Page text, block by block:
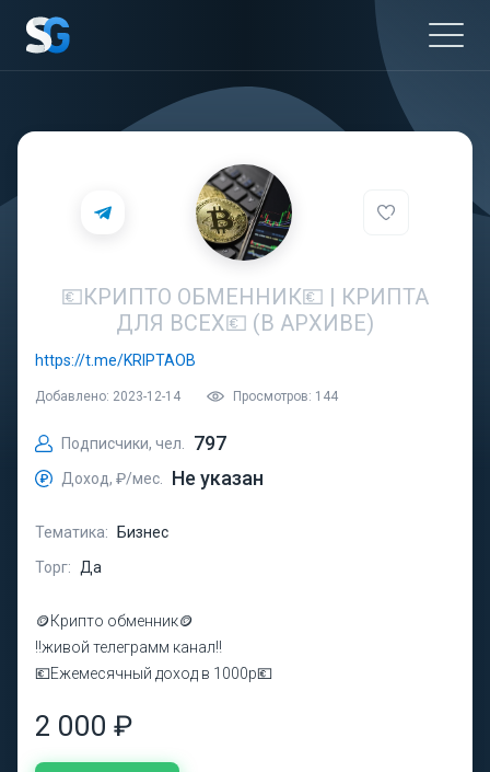
💶КРИПТО ОБМЕННИК💶 | КРИПТА
ДЛЯ ВСЕХ💶 (В АРХИВЕ)
https://t.me/KRIPTAOB
Добавлено: 2023-12-14 Просмотров: 144
Подписчики, чел. 797
Доход, ₽/мес. Не указан
Тематика:
Бизнес
Торг:
Да
🪙Крипто обменник🪙
‼️живой телеграмм канал‼️
💶Ежемесячный доход в 1000р💶
2 000 ₽